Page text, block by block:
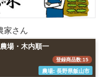
家さん
場・木内順一
登録商品数:15
農場: 長野県飯山市